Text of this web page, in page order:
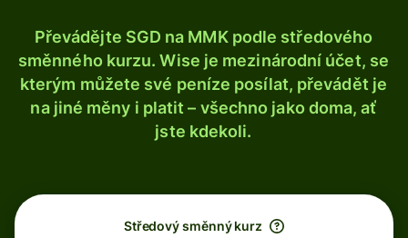
Převádějte SGD na MMK podle středového
směnného kurzu. Wise je mezinárodní účet, se
kterým můžete své peníze posílat, převádět je
na jiné měny i platit – všechno jako doma, ať
jste kdekoli.
Středový směnný kurz